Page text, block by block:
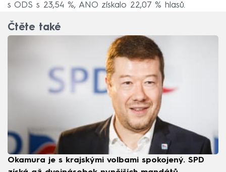
s ODS s 23,54 %, ANO získalo 22,07 % hlasů.
Čtěte také
Okamura je s krajskými volbami spokojený. SPD